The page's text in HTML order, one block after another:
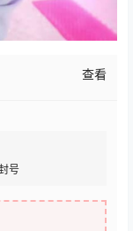
查看
号